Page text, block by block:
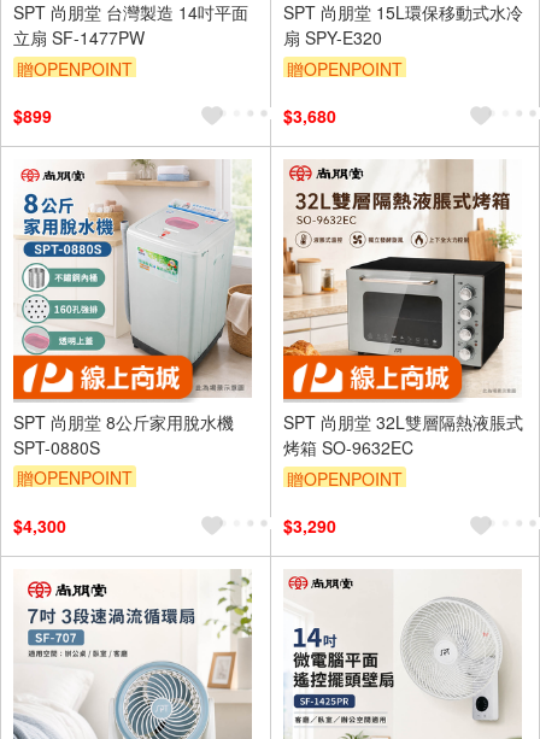
SPT 尚朋堂 台灣製造 14吋平面
立扇 SF-1477PW
贈OPENPOINT
$899
SPT 尚朋堂 15L環保移動式水冷
扇 SPY-E320
贈OPENPOINT
$3,680
SPT 尚朋堂 8公斤家用脫水機
SPT-0880S
贈OPENPOINT
$4,300
SPT 尚朋堂 32L雙層隔熱液脹式
烤箱 SO-9632EC
贈OPENPOINT
$3,290